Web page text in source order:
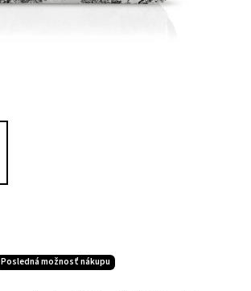
Posledná možnosť nákupu